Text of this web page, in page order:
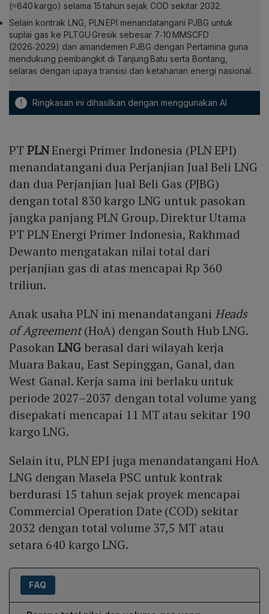
(≈640 kargo) selama 15 tahun sejak COD sekitar 2032.
Selain kontrak LNG, PLN EPI menandatangani PJBG untuk
suplai gas ke PLTGU Gresik sebesar 7‑10 MMSCFD
(2026‑2029) dan amandemen PJBG dengan Pertamina guna
mendukung pembangkit di Tanjung Batu serta Bontang,
selaras dengan upaya transisi dan ketahanan energi nasional.
! Ringkasan ini dihasilkan dengan menggunakan AI
PTPLNEnergi Primer Indonesia (PLN EPI)
menandatangani dua Perjanjian Jual Beli LNG
dan dua Perjanjian Jual Beli Gas (PJBG)
dengan total 830 kargo LNG untuk pasokan
jangka panjang PLN Group. Direktur Utama
PT PLN Energi Primer Indonesia, Rakhmad
Dewanto mengatakan nilai total dari
perjanjian gas di atas mencapai Rp 360
triliun.
Anak usaha PLN ini menandatangani Heads
of Agreement(HoA) dengan South Hub LNG.
PasokanLNGberasal dari wilayah kerja
Muara Bakau, East Sepinggan, Ganal, dan
West Ganal. Kerja sama ini berlaku untuk
periode 2027–2037 dengan total volume yang
disepakati mencapai 11 MT atau sekitar 190
kargo LNG.
Selain itu, PLN EPI juga menandatangani HoA
LNG dengan Masela PSC untuk kontrak
berdurasi 15 tahun sejak proyek mencapai
Commercial Operation Date (COD) sekitar
2032 dengan total volume 37,5 MT atau
setara 640 kargo LNG.
FAQ